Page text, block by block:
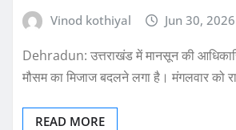
Vinod kothiyal Jun 30, 2026
Dehradun: उत्तराखंड में मानसून की
मौसम का मिजाज बदलने लगा है। मंगलवार को
READ MORE